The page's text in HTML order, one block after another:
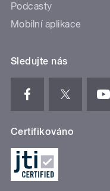
Podcasty
Mobilní aplikace
Sledujte nás
Certifikováno